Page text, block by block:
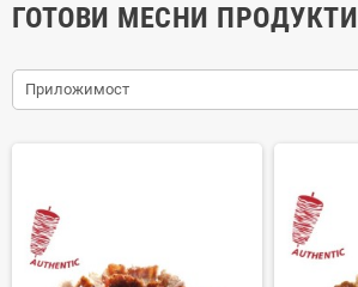
ГОТОВИ МЕСНИ ПРОДУКТИ
Приложимост